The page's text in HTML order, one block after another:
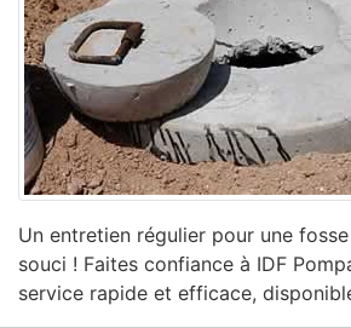
Un entretien régulier pour une
souci ! Faites confiance à IDF
service rapide et efficace,